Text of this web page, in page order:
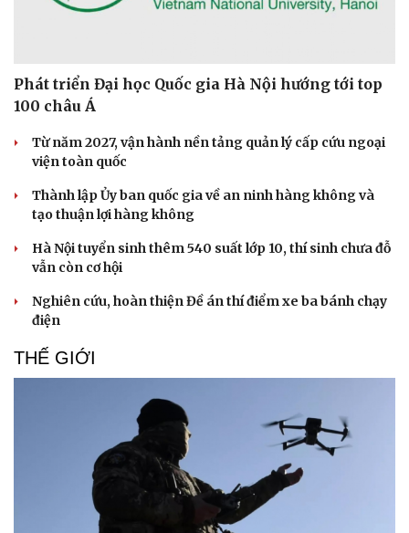
Sân khấu - Điện ảnh
Nghệ sĩ
Phát triển Đại học Quốc gia Hà Nội hướng tới top
100 châu Á
Từ năm 2027, vận hành nền tảng quản lý cấp cứu ngoại
viện toàn quốc
Thành lập Ủy ban quốc gia về an ninh hàng không và
tạo thuận lợi hàng không
Hà Nội tuyển sinh thêm 540 suất lớp 10, thí sinh chưa đỗ
vẫn còn cơ hội
Nghiên cứu, hoàn thiện Đề án thí điểm xe ba bánh chạy
điện
THẾ GIỚI